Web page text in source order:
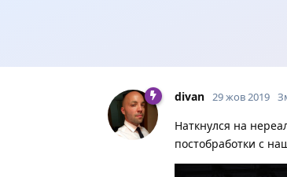
divan 29 жов 2019
Наткнулся на
постобработки с